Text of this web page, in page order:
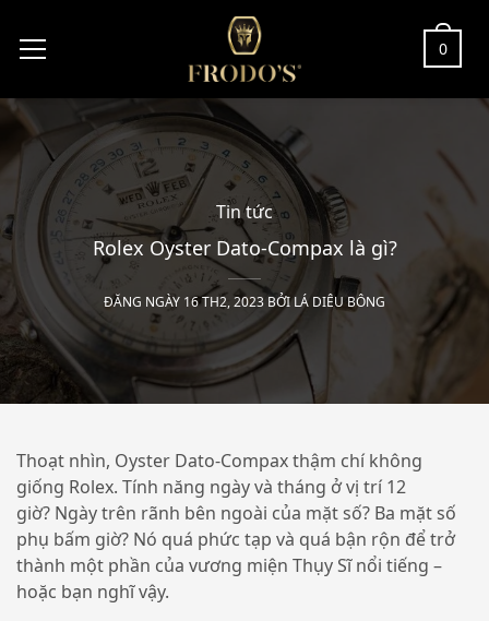
0
Tin tức
Rolex Oyster Dato-Compax là gì?
ĐĂNG NGÀY 16 TH2, 2023 BỞILÁ DIÊU BÔNG
Thoạt nhìn, Oyster Dato-Compax thậm chí không
giống Rolex. Tính năng ngày và tháng ở vị trí 12
giờ? Ngày trên rãnh bên ngoài của mặt số? Ba mặt số
phụ bấm giờ? Nó quá phức tạp và quá bận rộn để trở
thành một phần của vương miện Thụy Sĩ nổi tiếng –
hoặc bạn nghĩ vậy.